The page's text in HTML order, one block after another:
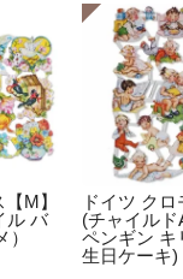
M】
ル バ
ドイツ ク
(チャイルド
ペンギン キ
生日ケーキ)